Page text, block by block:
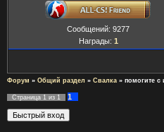
Сообщений: 9277
Награды: 1
Форум » Общий раздел » Свалка » помогите с
Страница 1 из 1
1